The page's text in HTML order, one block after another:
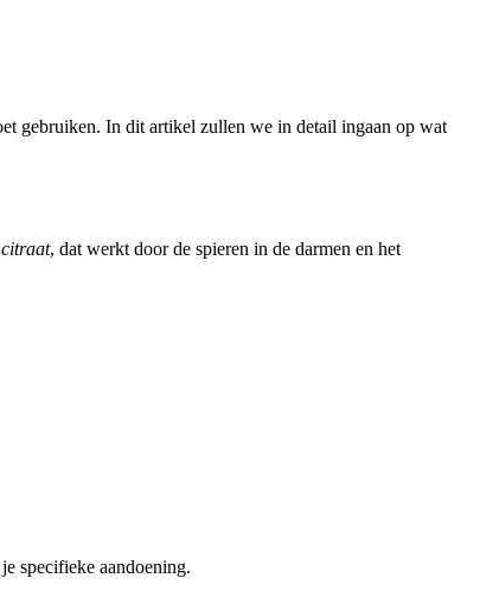
gebruiken. In dit artikel zullen we in detail ingaan op wat
, dat werkt door de spieren in de darmen en het
specifieke aandoening.